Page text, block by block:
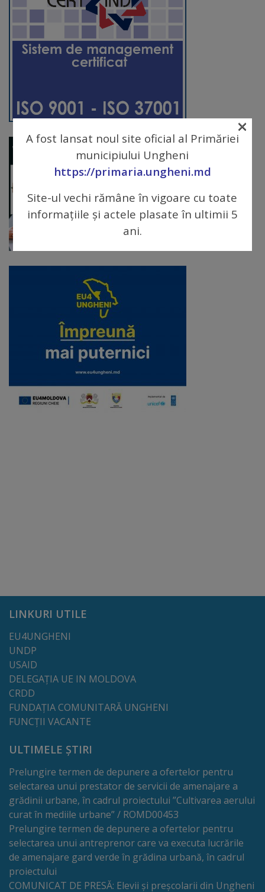
Sculpturi
(harta
sculpturilor)
arhitecturale
Personalități
marcante
de
performanță
Orașul
imagini
Galerie
video
Galerii
foto
Aparatul
primăriei
Regulamentul
funcționare
Integritate
calitate
Consiliul
Municipal
Secretar
Consilieri
LINKURI UTILE
EU4UNGHENI
UNDP
USAID
DELEGAȚIA UE IN MOLDOVA
CRDD
FUNDAȚIA COMUNITARĂ UNGHENI
FUNCȚII VACANTE
ULTIMELE ȘTIRI
Prelungire termen de depunere a ofertelor pentru
selectarea unui prestator de servicii de amenajare a
grădinii urbane, în cadrul proiectului ”Cultivarea aerului
curat în mediile urbane” / ROMD00453
Prelungire termen de depunere a ofertelor pentru
selectarea unui antreprenor care va executa lucrările
de amenajare gard verde în grădina urbană, în cadrul
proiectului
COMUNICAT DE PRESĂ: Elevii și preșcolarii din Ungheni
A fost lansat noul site oficial al Primăriei
municipiului Ungheni
https://primaria.ungheni.md
Site-ul vechi rămâne în vigoare cu toate
informațiile și actele plasate în ultimii 5
ani.
×